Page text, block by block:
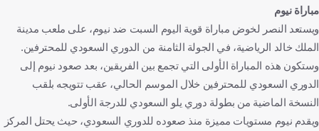
مباراة نيوم
ويستعد النصر لخوض مباراة قوية اليوم السبت ضد نيوم، على ملعب مدينة
الملك خالد الرياضية، في الجولة الثامنة من الدوري السعودي للمحترفين.
وستكون هذه المباراة الأولى التي تجمع بين الفريقين، بعد صعود نيوم إلى
الدوري السعودي للمحترفين خلال الموسم الحالي، عقب تتويجه بلقب
النسخة الماضية من بطولة دوري يلو السعودي للدرجة الأولى.
ويقدم نيوم مستويات مميزة منذ صعوده للدوري السعودي، حيث يحتل المركز